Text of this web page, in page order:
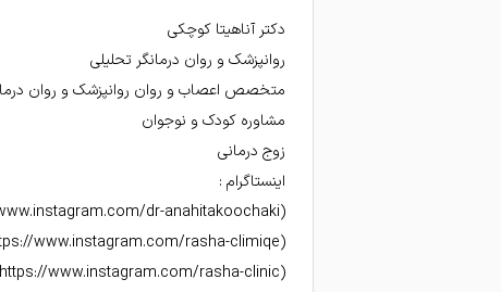
دکتر آناهیتا کوچکی
روانپزشک و روان درمانگر تحلیلی
متخصص اعصاب و روان روانپزشک و روان
مشاوره کودک و نوجوان
زوج درمانی
اینستاگرام :
(https://www.instagram.com/dr-anahitakoochaki)
(https://www.instagram.com/rasha-climiqe)
(https://www.instagram.com/rasha-clinic)